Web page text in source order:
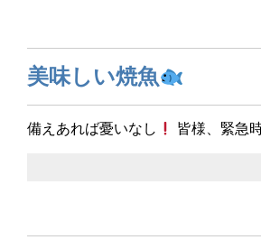
美味しい焼魚
備えあれば憂いなし 皆様、緊急